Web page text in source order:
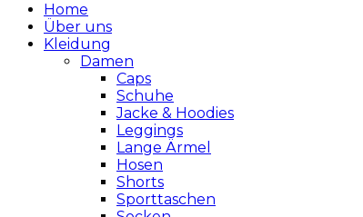
Home
Über uns
Kleidung
Damen
Caps
Schuhe
Jacke & Hoodies
Leggings
Lange Ärmel
Hosen
Shorts
Sporttaschen